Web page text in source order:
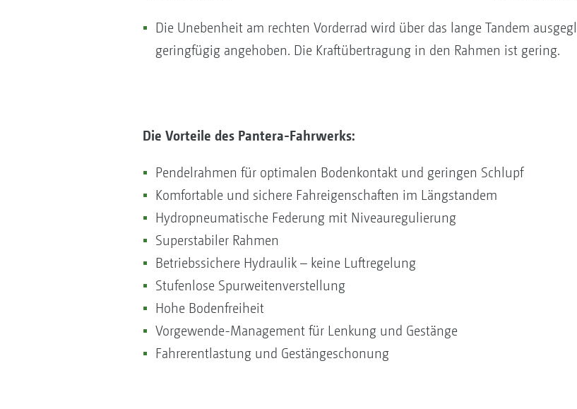
Die Unebenheit am rechten Vorderrad wird über das lange Tandem
geringfügig angehoben. Die Kraftübertragung in den Rahmen ist gering.
Die Vorteile des Pantera-Fahrwerks:
Pendelrahmen für optimalen Bodenkontakt und geringen Schlupf
Komfortable und sichere Fahreigenschaften im Längstandem
Hydropneumatische Federung mit Niveauregulierung
Superstabiler Rahmen
Betriebssichere Hydraulik – keine Luftregelung
Stufenlose Spurweitenverstellung
Hohe Bodenfreiheit
Vorgewende-Management für Lenkung und Gestänge
Fahrerentlastung und Gestängeschonung